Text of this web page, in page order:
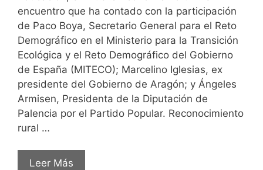
encuentro que ha contado con la participación
de Paco Boya, Secretario General para el Reto
Demográfico en el Ministerio para la Transición
Ecológica y el Reto Demográfico del Gobierno
de España (MITECO); Marcelino Iglesias, ex
presidente del Gobierno de Aragón; y Ángeles
Armisen, Presidenta de la Diputación de
Palencia por el Partido Popular. Reconocimiento
rural …
Leer Más